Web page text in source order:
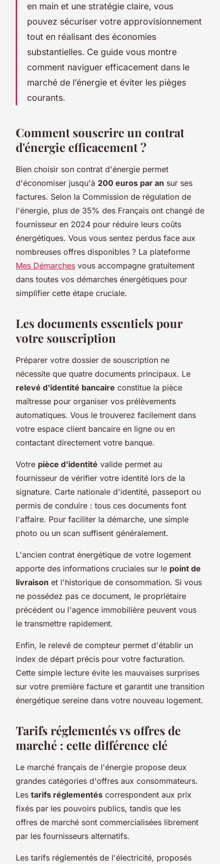
en main et une stratégie claire, vous
pouvez sécuriser votre approvisionnement
tout en réalisant des économies
substantielles. Ce guide vous montre
comment naviguer efficacement dans le
marché de l’énergie et éviter les pièges
courants.
Comment souscrire un contrat
d'énergie efficacement ?
Bien choisir son contrat d'énergie permet
d'économiser jusqu'à 200 euros par an sur ses
factures. Selon la Commission de régulation de
l'énergie, plus de 35% des Français ont changé de
fournisseur en 2024 pour réduire leurs coûts
énergétiques. Vous vous sentez perdus face aux
nombreuses offres disponibles ? La plateforme
Mes Démarches vous accompagne gratuitement
dans toutes vos démarches énergétiques pour
simplifier cette étape cruciale.
Les documents essentiels pour
votre souscription
Préparer votre dossier de souscription ne
nécessite que quatre documents principaux. Le
relevé d'identité bancaire constitue la pièce
maîtresse pour organiser vos prélèvements
automatiques. Vous le trouverez facilement dans
votre espace client bancaire en ligne ou en
contactant directement votre banque.
Votre pièce d'identité valide permet au
fournisseur de vérifier votre identité lors de la
signature. Carte nationale d'identité, passeport ou
permis de conduire : tous ces documents font
l'affaire. Pour faciliter la démarche, une simple
photo ou un scan suffisent généralement.
L'ancien contrat énergétique de votre logement
apporte des informations cruciales sur le point de
livraison et l'historique de consommation. Si vous
ne possédez pas ce document, le propriétaire
précédent ou l'agence immobilière peuvent vous
le transmettre rapidement.
Enfin, le relevé de compteur permet d'établir un
index de départ précis pour votre facturation.
Cette simple lecture évite les mauvaises surprises
sur votre première facture et garantit une transition
énergétique sereine dans votre nouveau logement.
Tarifs réglementés vs offres de
marché : cette différence clé
Le marché français de l'énergie propose deux
grandes catégories d'offres aux consommateurs.
Les tarifs réglementés correspondent aux prix
fixés par les pouvoirs publics, tandis que les
offres de marché sont commercialisées librement
par les fournisseurs alternatifs.
Les tarifs réglementés de l'électricité, proposés